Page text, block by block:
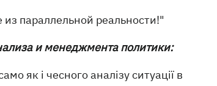
параллельной реальности!"
и менеджмента политики:
як і чесного аналізу ситуації в